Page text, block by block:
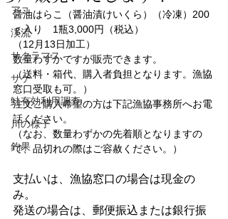
アユ
渓流
サクラマス
サケ
鮭有効利用調査
川の様子
釣果
醤油はらこ（醤油漬けいくら）（冷凍）200
ｇ入り　1瓶3,000円（税込）
（12月13日加工）
数量わずかですが販売できます。
（送料・箱代、購入者負担となります。漁協
窓口受取も可。）
注文ご購入希望の方は下記漁協事務所へお電
話ください。
（なお、数量わずかの先着順となりますの
で、品切れの際はご容赦ください。）
支払いは、漁協窓口の場合は現金の
み。
発送の場合は、郵便振込または銀行振